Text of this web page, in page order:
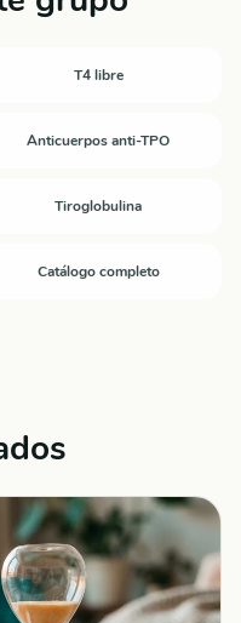
T4 libre
Anticuerpos anti-TPO
Tiroglobulina
Catálogo completo